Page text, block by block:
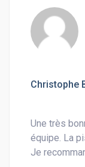
Christophe
Une très
équipe. La
Je